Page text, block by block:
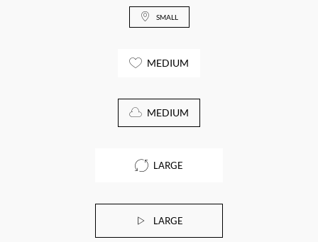
SMALL
MEDIUM
MEDIUM
LARGE
LARGE